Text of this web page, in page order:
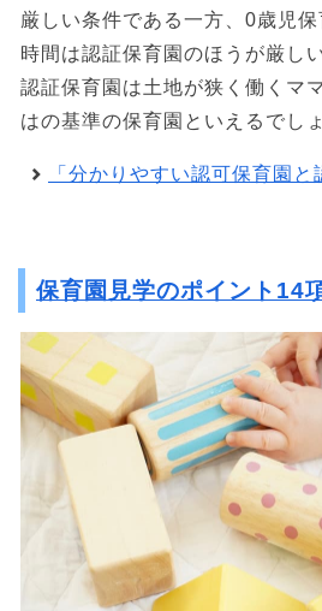
厳しい条件である一方、0歳児
時間は認証保育園のほうが厳し
認証保育園は土地が狭く働くマ
はの基準の保育園といえるでしょ
「分かりやすい認可保育園と
保育園見学のポイント14